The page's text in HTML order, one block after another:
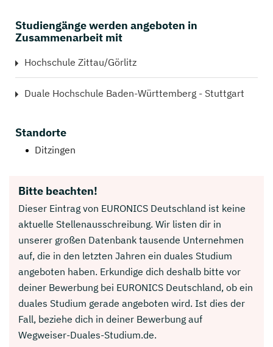
Studiengänge werden angeboten in
Zusammenarbeit mit
Hochschule Zittau/Görlitz
Duale Hochschule Baden-Württemberg - Stuttgart
Standorte
Ditzingen
Bitte beachten!
Dieser Eintrag von EURONICS Deutschland ist keine
aktuelle Stellenausschreibung. Wir listen dir in
unserer großen Datenbank tausende Unternehmen
auf, die in den letzten Jahren ein duales Studium
angeboten haben. Erkundige dich deshalb bitte vor
deiner Bewerbung bei EURONICS Deutschland, ob ein
duales Studium gerade angeboten wird. Ist dies der
Fall, beziehe dich in deiner Bewerbung auf
Wegweiser-Duales-Studium.de.